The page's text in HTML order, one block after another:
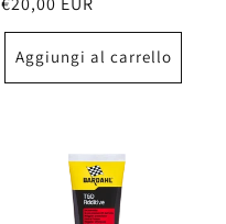
di
listino
Aggiungi al carrello